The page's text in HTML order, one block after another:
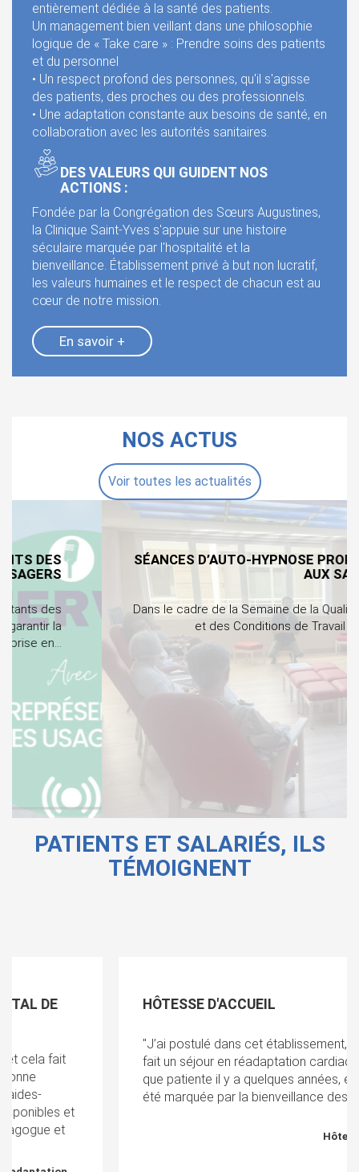
entièrement dédiée à la santé des patients.
Un management bien veillant dans une philosophie
logique de « Take care » : Prendre soins des patients
et du personnel
• Un respect profond des personnes, qu'il s'agisse
des patients, des proches ou des professionnels.
• Une adaptation constante aux besoins de santé, en
collaboration avec les autorités sanitaires.
DES VALEURS QUI GUIDENT NOS
ACTIONS :
Fondée par la Congrégation des Sœurs Augustines,
la Clinique Saint-Yves s'appuie sur une histoire
séculaire marquée par l'hospitalité et la
bienveillance. Établissement privé à but non lucratif,
les valeurs humaines et le respect de chacun est au
cœur de notre mission.
En savoir +
NOS ACTUS
Voir toutes les actualités
SÉANCES D’AUTO-HYPNOSE PROPOSÉES
AUX SALARIÉS
Dans le cadre de la Semaine de la Qualité de Vie
et des Conditions de Travail (QVCT),…
PATIENTS ET SALARIÉS, ILS
TÉMOIGNENT
HÔTESSE D'ACCUEIL
"J’ai postulé dans cet établissement, car j’y ai
fait un séjour en réadaptation cardiaque en tant
que patiente il y a quelques années, et j’avais
été marquée par la bienveillance des équipes."